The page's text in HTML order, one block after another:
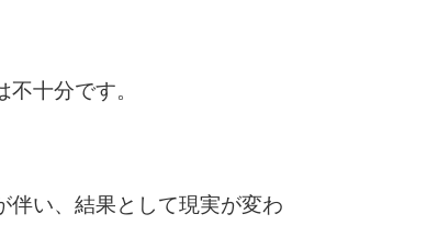
十分です。
伴い、結果として現実が変わ